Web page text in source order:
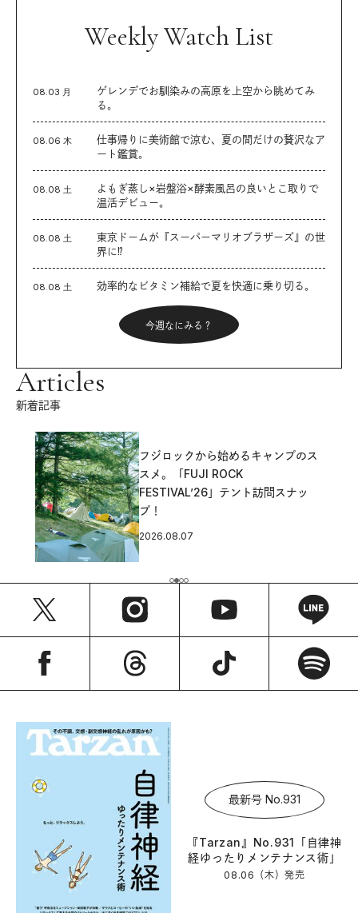
Weekly Watch List
08.03 月
ゲレンデでお馴染みの高原を上空から眺めてみ
る。
08.06 木
仕事帰りに美術館で涼む、夏の間だけの贅沢なア
ート鑑賞。
08.08 土
よもぎ蒸し×岩盤浴×酵素風呂の良いとこ取りで
温活デビュー。
08.08 土
東京ドームが『スーパーマリオブラザーズ』の世
界に⁉︎
08.08 土 効率的なビタミン補給で夏を快適に乗り切る。
今週なにみる？
Articles
新着記事
フジロックから始めるキャンプのス
スメ。「FUJI ROCK
FESTIVAL’26」テント訪問スナッ
プ！
2026.08.07
最新号 No.931
『Tarzan』No.931「自律神
経ゆったりメンテナンス術」
08.06（木）発売